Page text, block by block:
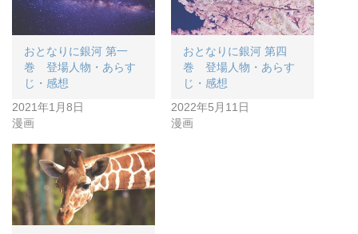
おとなりに銀河 第一
巻 登場人物・あらす
じ・感想
2021年1月8日
漫画
おとなりに銀河 第四
巻 登場人物・あらす
じ・感想
2022年5月11日
漫画